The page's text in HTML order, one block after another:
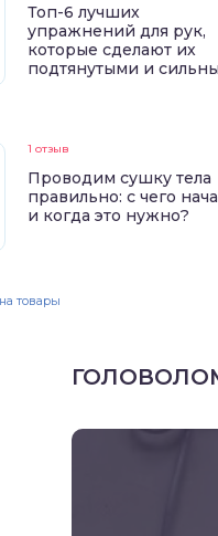
Топ-6 лучших
упражнений для рук,
которые сделают их
подтянутыми и
1 отзыв
Проводим сушку тела
правильно: с чего
и когда это нужно?
товары